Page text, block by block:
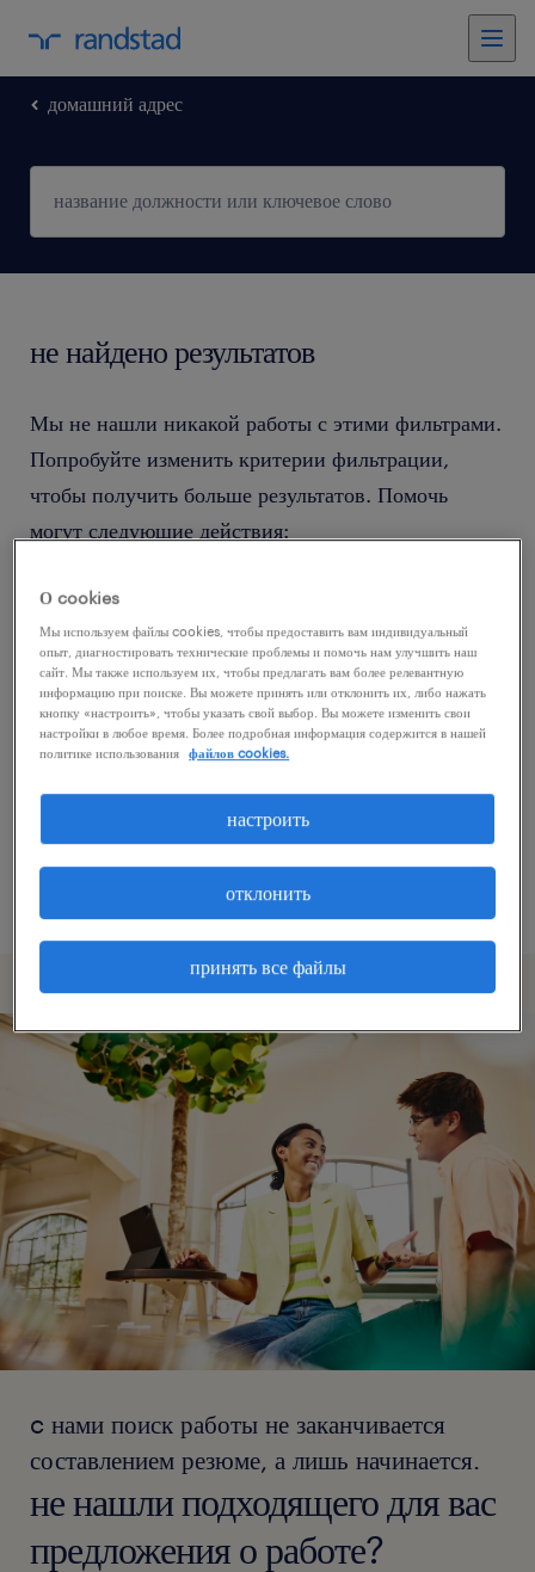
домашний адрес
не найдено результатов
Мы не нашли никакой работы с этими фильтрами.
Попробуйте изменить критерии фильтрации,
чтобы получить больше результатов. Помочь
могут следующие действия:
Попробуйте удалить некоторые из
примененных фильтров.
Вы искали работу в определенном месте?
Учтите возможность расширения диапазона
вокруг местонахождения.
Измените название должности или ключевые
слова и проверьте, правильно ли они
написаны.
c нами поиск работы не заканчивается
составлением резюме, а лишь начинается.
не нашли подходящего для вас
предложения о работе?
О cookies
Мы используем файлы cookies, чтобы предоставить вам индивидуальный
опыт, диагностировать технические проблемы и помочь нам улучшить наш
сайт. Мы также используем их, чтобы предлагать вам более релевантную
информацию при поиске. Вы можете принять или отклонить их, либо нажать
кнопку «настроить», чтобы указать свой выбор. Вы можете изменить свои
настройки в любое время. Более подробная информация содержится в нашей
политике использования
файлов cookies.
принять все файлы
отклонить
настроить